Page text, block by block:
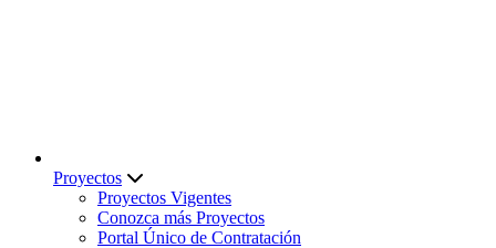
Proyectos
Proyectos Vigentes
Conozca más Proyectos
Portal Único de Contratación